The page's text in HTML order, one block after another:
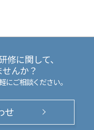
修に関して、
んか？
にご相談ください。
せ